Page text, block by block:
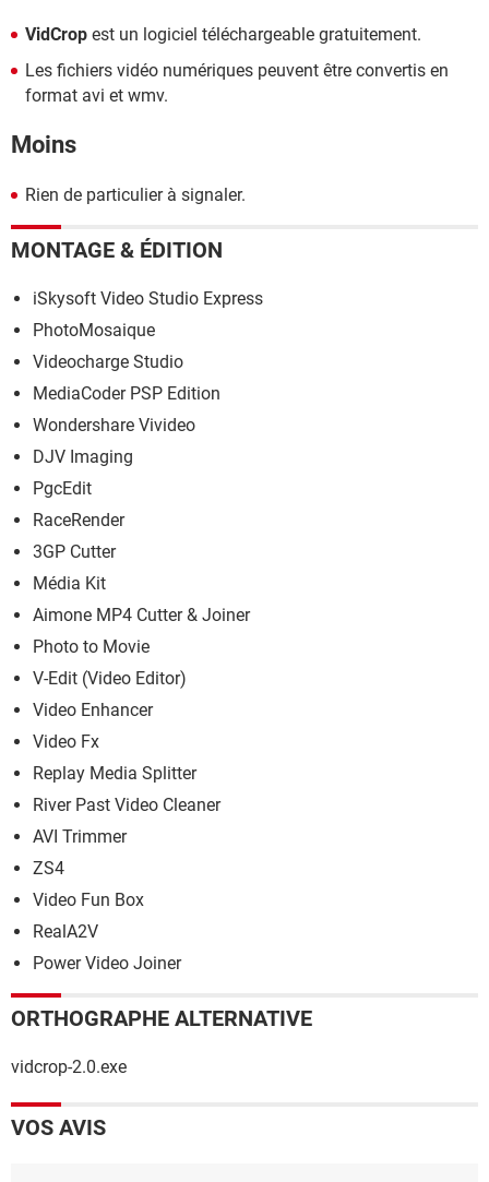
VidCrop est un logiciel téléchargeable gratuitement.
Les fichiers vidéo numériques peuvent être convertis en
format avi et wmv.
Moins
Rien de particulier à signaler.
MONTAGE & ÉDITION
iSkysoft Video Studio Express
PhotoMosaique
Videocharge Studio
MediaCoder PSP Edition
Wondershare Vivideo
DJV Imaging
PgcEdit
RaceRender
3GP Cutter
Média Kit
Aimone MP4 Cutter & Joiner
Photo to Movie
V-Edit (Video Editor)
Video Enhancer
Video Fx
Replay Media Splitter
River Past Video Cleaner
AVI Trimmer
ZS4
Video Fun Box
RealA2V
Power Video Joiner
ORTHOGRAPHE ALTERNATIVE
vidcrop-2.0.exe
VOS AVIS